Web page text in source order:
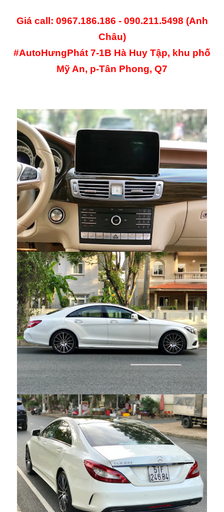
Giá call: 0967.186.186 - 090.211.5498 (Anh
Châu)
#AutoHưngPhát 7-1B Hà Huy Tập, khu phố
Mỹ An, p-Tân Phong, Q7